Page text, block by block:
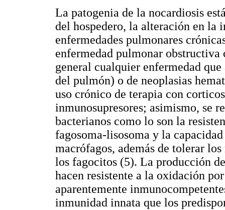
La patogenia de la nocardiosis
del hospedero, la alteración en la
enfermedades pulmonares
enfermedad pulmonar
general cualquier enfermedad
del pulmón) o de neoplasias
uso crónico de terapia con
inmunosupresores; asimismo, se
bacterianos como lo son la
fagosoma-lisosoma y la
macrófagos, además de tolerar
los fagocitos (5). La producción
hacen resistente a la oxidación
aparentemente
inmunidad innata que los